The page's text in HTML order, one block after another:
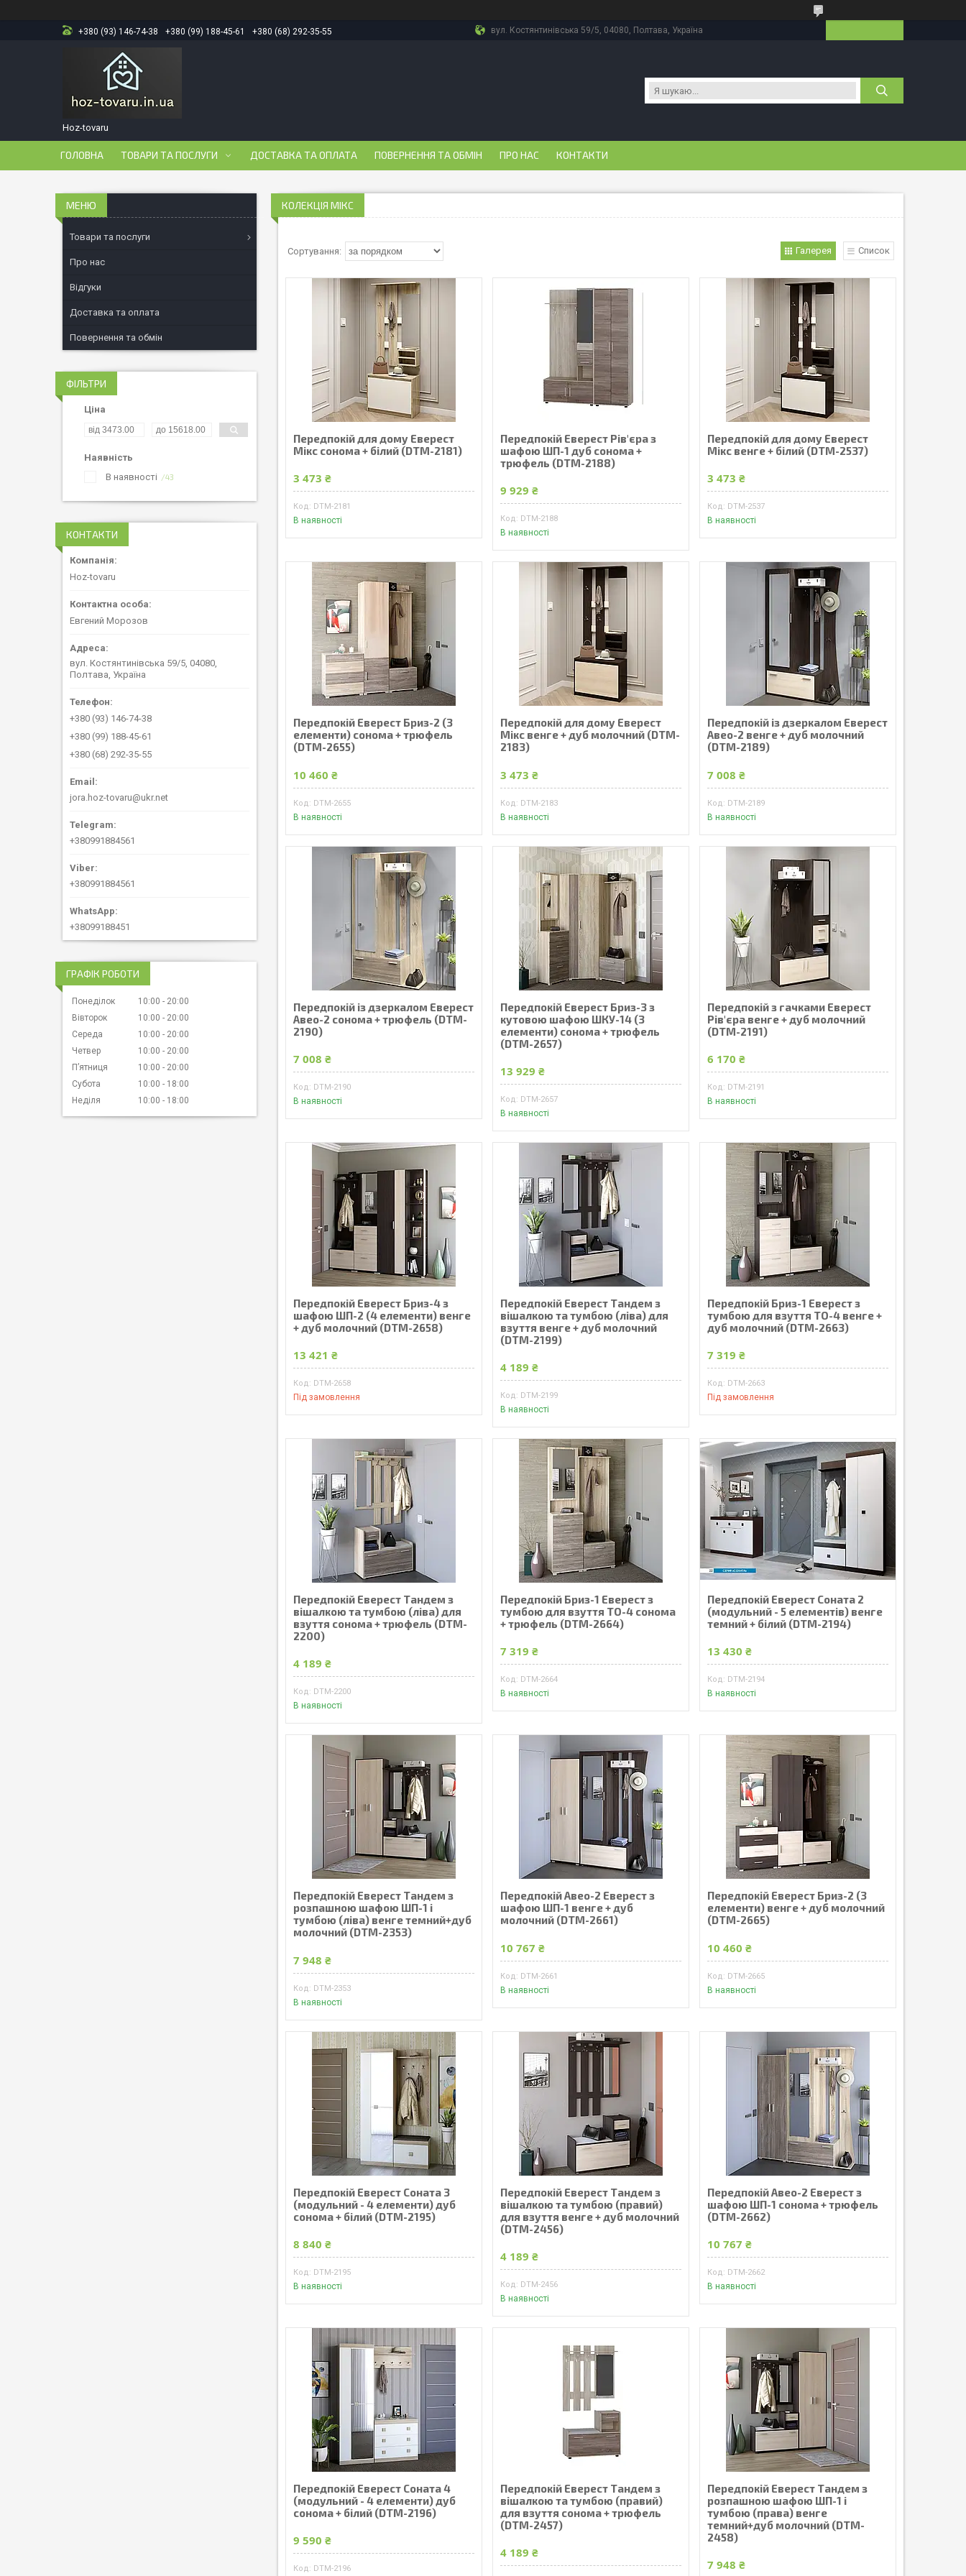
+380 (93) 146-74-38 +380 (99) 188-45-61 +380 (68) 292-35-55 вул. Костянтинівська 59/5, 04080, Полтава, Україна
Hoz-tovaru
ГОЛОВНА ТОВАРИ ТА ПОСЛУГИ ДОСТАВКА ТА ОПЛАТА ПОВЕРНЕННЯ ТА ОБМІН ПРО НАС КОНТАКТИ
КОЛЕКЦІЯ МІКС
Галерея Список
Передпокій для дому Еверест
Мікс сонома + білий (DTM-2181)
3 473 ₴
DTM-2181
В наявності
Передпокій Еверест Рів'єра з
шафою ШП-1 дуб сонома +
трюфель (DTM-2188)
9 929 ₴
DTM-2188
В наявності
Передпокій для дому Еверест
Мікс венге + білий (DTM-2537)
3 473 ₴
DTM-2537
В наявності
Передпокій Еверест Бриз-2 (3
елементи) сонома + трюфель
(DTM-2655)
10 460 ₴
DTM-2655
В наявності
Передпокій для дому Еверест
Мікс венге + дуб молочний (DTM-
2183)
3 473 ₴
DTM-2183
В наявності
Передпокій із дзеркалом Еверест
Авео-2 венге + дуб молочний
(DTM-2189)
7 008 ₴
DTM-2189
В наявності
Передпокій із дзеркалом Еверест
Авео-2 сонома + трюфель (DTM-
2190)
7 008 ₴
DTM-2190
В наявності
Передпокій Еверест Бриз-3 з
кутовою шафою ШКУ-14 (3
елементи) сонома + трюфель
(DTM-2657)
13 929 ₴
DTM-2657
В наявності
Передпокій з гачками Еверест
Рів'єра венге + дуб молочний
(DTM-2191)
6 170 ₴
DTM-2191
В наявності
Передпокій Еверест Бриз-4 з
шафою ШП-2 (4 елементи) венге
+ дуб молочний (DTM-2658)
13 421 ₴
DTM-2658
Під замовлення
Передпокій Еверест Тандем з
вішалкою та тумбою (ліва) для
взуття венге + дуб молочний
(DTM-2199)
4 189 ₴
DTM-2199
В наявності
Передпокій Бриз-1 Еверест з
тумбою для взуття ТО-4 венге +
дуб молочний (DTM-2663)
7 319 ₴
DTM-2663
Під замовлення
Передпокій Еверест Тандем з
вішалкою та тумбою (ліва) для
взуття сонома + трюфель (DTM-
2200)
4 189 ₴
DTM-2200
В наявності
Передпокій Бриз-1 Еверест з
тумбою для взуття ТО-4 сонома
+ трюфель (DTM-2664)
7 319 ₴
DTM-2664
В наявності
Передпокій Еверест Соната 2
(модульний - 5 елементів) венге
темний + білий (DTM-2194)
13 430 ₴
DTM-2194
В наявності
Передпокій Еверест Тандем з
розпашною шафою ШП-1 і
тумбою (ліва) венге темний+дуб
молочний (DTM-2353)
7 948 ₴
DTM-2353
В наявності
Передпокій Авео-2 Еверест з
шафою ШП-1 венге + дуб
молочний (DTM-2661)
10 767 ₴
DTM-2661
В наявності
Передпокій Еверест Бриз-2 (3
елементи) венге + дуб молочний
(DTM-2665)
10 460 ₴
DTM-2665
В наявності
Передпокій Еверест Соната 3
(модульний - 4 елементи) дуб
сонома + білий (DTM-2195)
8 840 ₴
DTM-2195
В наявності
Передпокій Еверест Тандем з
вішалкою та тумбою (правий)
для взуття венге + дуб молочний
(DTM-2456)
4 189 ₴
DTM-2456
В наявності
Передпокій Авео-2 Еверест з
шафою ШП-1 сонома + трюфель
(DTM-2662)
10 767 ₴
DTM-2662
В наявності
Передпокій Еверест Соната 4
(модульний - 4 елементи) дуб
сонома + білий (DTM-2196)
9 590 ₴
DTM-2196
Передпокій Еверест Тандем з
вішалкою та тумбою (правий)
для взуття сонома + трюфель
(DTM-2457)
4 189 ₴
Передпокій Еверест Тандем з
розпашною шафою ШП-1 і
тумбою (права) венге
темний+дуб молочний (DTM-
2458)
7 948 ₴
Товари та послуги
Про нас
Відгуки
Доставка та оплата
Повернення та обмін
ФІЛЬТРИ
Ціна
Наявність
В наявності
43
КОНТАКТИ
Hoz-tovaru
Евгений Морозов
вул. Костянтинівська 59/5, 04080,
Полтава, Україна
+380 (93) 146-74-38
+380 (99) 188-45-61
+380 (68) 292-35-55
jora.hoz-tovaru@ukr.net
+380991884561
+380991884561
+38099188451
ГРАФІК РОБОТИ
Понеділок 10:00
20:00
Вівторок
10:00
20:00
Середа
10:00
20:00
Четвер
10:00
20:00
Пʼятниця
10:00
20:00
Субота
10:00
18:00
Неділя
10:00 18:00